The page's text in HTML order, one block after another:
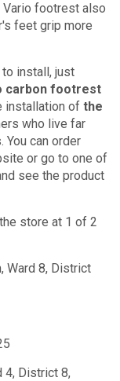
Vario footrest also
feet grip more
install, just
carbon footrest
installation of the
who live far
You can order
or go to one of
see the product
store at 1 of 2
Ward 8, District
4, District 8,